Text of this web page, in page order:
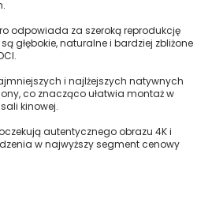
odpowiada za szeroką reprodukcję
głębokie, naturalne i bardziej zbliżone
i najlżejszych natywnych
co znacząco ułatwia montaż w
kinowej.
autentycznego obrazu 4K i
w najwyższy segment cenowy